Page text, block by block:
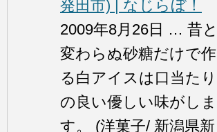
発田市) | なじらぼ！
2009年8月26日 … 昔と
変わらぬ砂糖だけで作
る白アイスは口当たり
の良い優しい味がしま
す。 (洋菓子/ 新潟県新